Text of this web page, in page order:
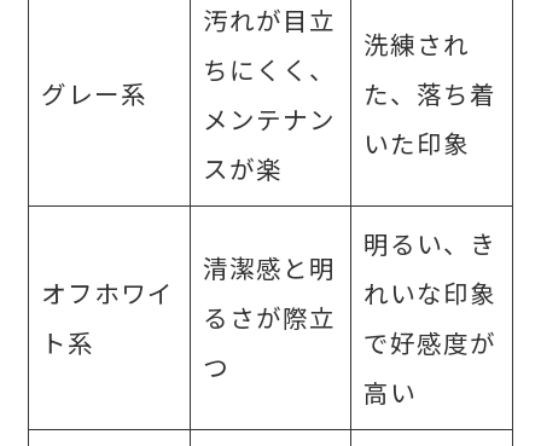
グレー系
汚れが目立
ちにくく、
メンテナン
スが楽
洗練され
た、落ち着
いた印象
オフホワイ
ト系
清潔感と明
るさが際立
つ
明るい、き
れいな印象
で好感度が
高い